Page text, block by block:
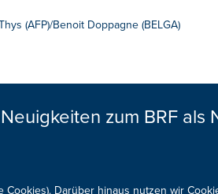
(AFP)/Benoit Doppagne (BELGA)
Neuigkeiten zum BRF als
Darüber hinaus nutzen wir